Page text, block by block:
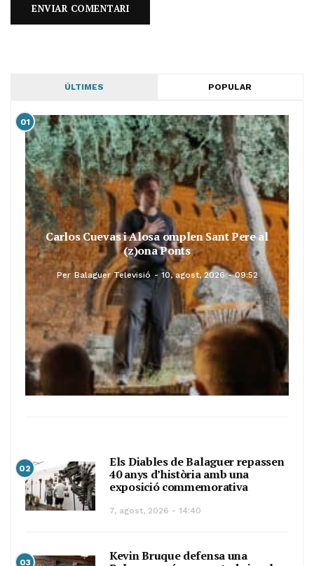
ÚLTIMES POPULAR
01
Carlos Cuevas i Alosa omplen Sant Pere al
(z)ona Ponts
Per Balaguer Televisió 10, agost, 2026 - 09:52
02
Els Diables de Balaguer repassen
40 anys d’història amb una
exposició commemorativa
7, agost, 2026 - 14:40
03
Kevin Bruque defensa una